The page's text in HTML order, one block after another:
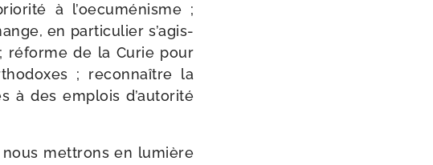
à l’oe­cu­mé­nisme ;
en par­ti­cu­lier s’a­gis­
réforme de la Curie pour
; recon­naître la
à des emplois d’au­to­ri­té
met­trons en lumière